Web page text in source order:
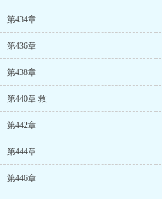
第434章
第436章
第438章
第440章 救
第442章
第444章
第446章